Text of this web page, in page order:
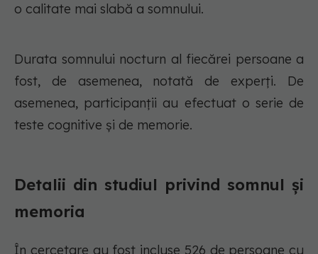
o calitate mai slabă a somnului.
Durata somnului nocturn al fiecărei persoane a
fost, de asemenea, notată de experți. De
asemenea, participanții au efectuat o serie de
teste cognitive și de memorie.
Detalii din studiul privind somnul și
memoria
În cercetare au fost incluse 526 de persoane cu